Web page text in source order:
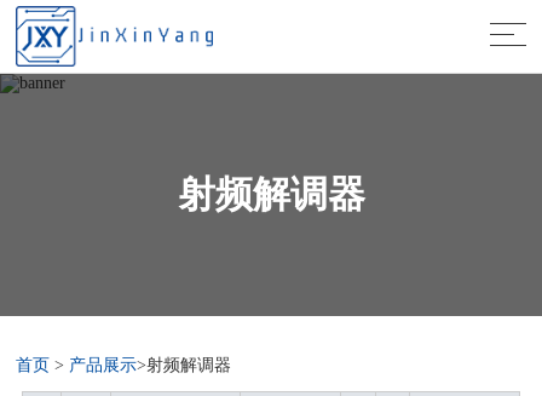
射频解调器
首页 > 产品展示>射频解调器